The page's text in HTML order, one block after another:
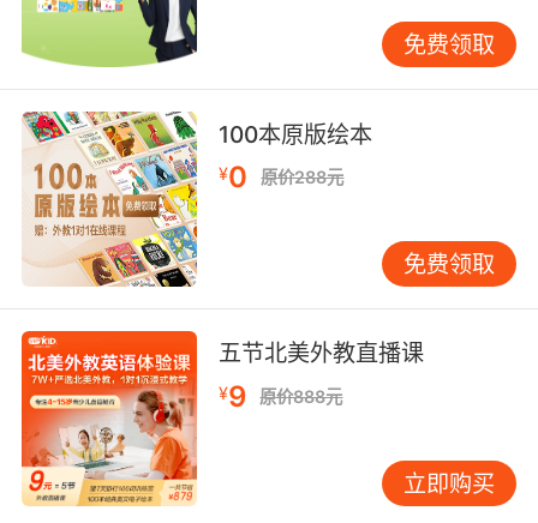
免费领取
100本原版绘本
¥0 原价288元
免费领取
五节北美外教直播课
¥9 原价888元
立即购买